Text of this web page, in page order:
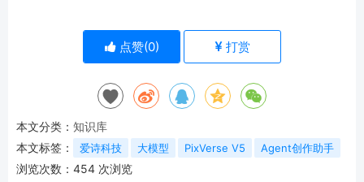
点赞(0) 打赏
本文分类： 知识库
本文标签：
爱诗科技 大模型 PixVerse V5 Agent创作助手
浏览次数： 454 次浏览